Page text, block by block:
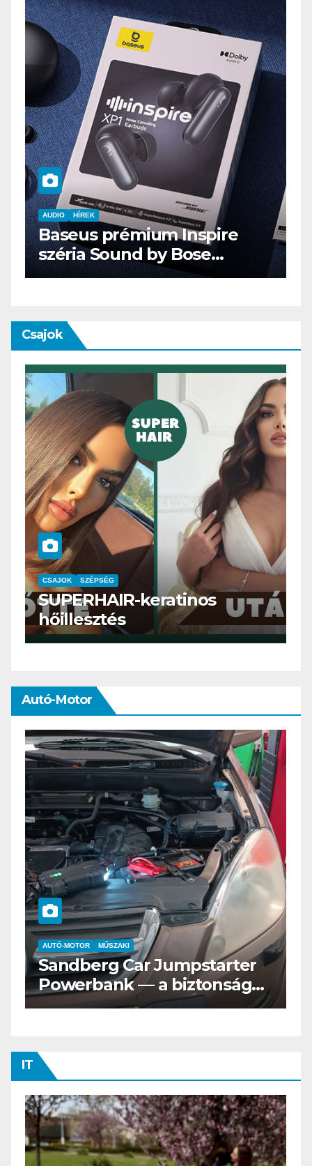
AUDIO IT MŰSZAKI
ENDORFY VIRO Plus USB
Csajok
CSAJOK SMINK SZÉPSÉG
Szemöldök laminálás-az
meg mi?
Autó-Motor
AUTÓ-MOTOR ELEKTROMOS
Az új Nissan LEAF csak a
Tesztvilágra vár!
IT